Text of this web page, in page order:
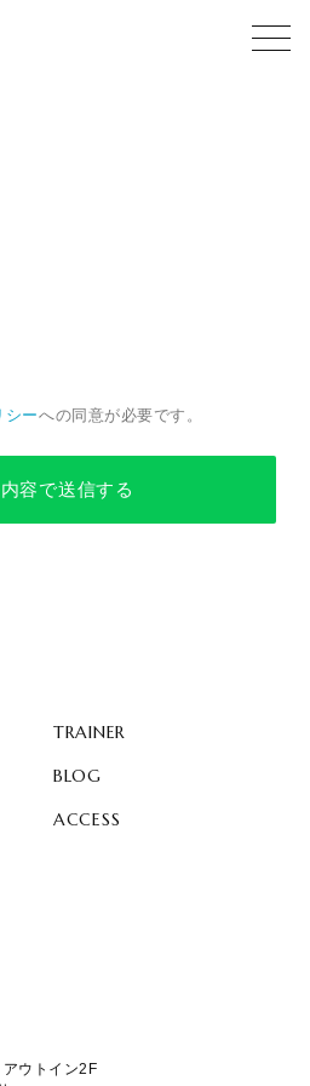
シーへの同意が必要です。
容で送信する
TRAINER
BLOG
ACCESS
ウトイン2F